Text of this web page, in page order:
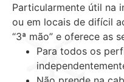
Particularmente útil na
ou em locais de difícil
“3ª mão” e oferece as
Para todos os